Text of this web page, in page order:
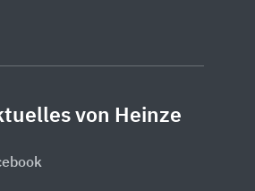
von Heinze